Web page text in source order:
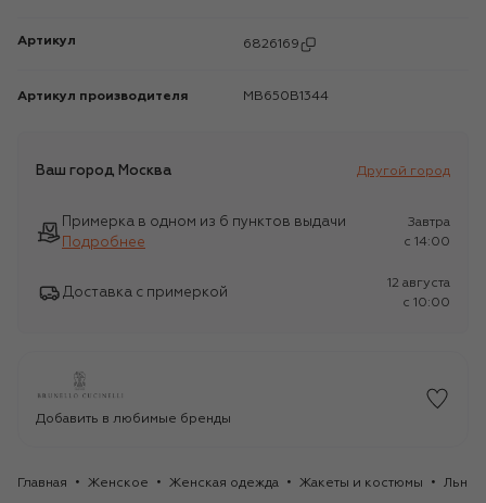
Артикул 6826169
Артикул производителя MB650B1344
Ваш город Москва Другой город
Примерка в одном из 6 пунктов выдачи
Подробнее
Завтра
c 14:00
Доставка с примеркой
12 августа
c 10:00
Добавить в любимые бренды
Главная Женское Женская одежда Жакеты и костюмы